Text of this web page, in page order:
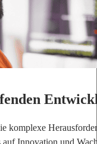
komplexe
Innovation und